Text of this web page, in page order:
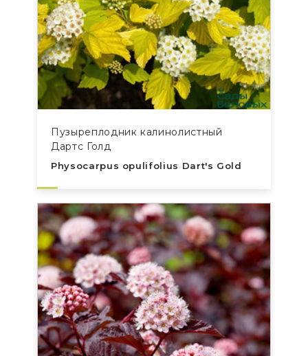
Пузыреплодник калинолистный
Дартс Голд
Physocarpus opulifolius Dart's Gold